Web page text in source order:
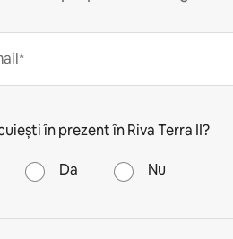
în prezent în Riva Terra II?
Da Nu